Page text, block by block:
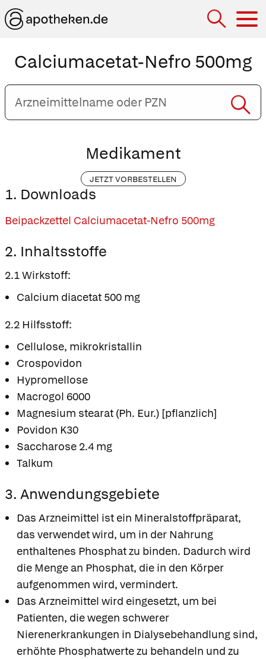
Calciumacetat-Nefro 500mg
Arzneimittelname
oder
PZN
Medikament
JETZT VORBESTELLEN
1. Downloads
Beipackzettel Calciumacetat-Nefro 500mg
2. Inhaltsstoffe
2.1 Wirkstoff:
Calcium diacetat 500 mg
2.2 Hilfsstoff:
Cellulose, mikrokristallin
Crospovidon
Hypromellose
Macrogol 6000
Magnesium stearat (Ph. Eur.) [pflanzlich]
Povidon K30
Saccharose 2.4 mg
Talkum
3. Anwendungsgebiete
Das Arzneimittel ist ein Mineralstoffpräparat,
das verwendet wird, um in der Nahrung
enthaltenes Phosphat zu binden. Dadurch wird
die Menge an Phosphat, die in den Körper
aufgenommen wird, vermindert.
Das Arzneimittel wird eingesetzt, um bei
Patienten, die wegen schwerer
Nierenerkrankungen in Dialysebehandlung sind,
erhöhte Phosphatwerte zu behandeln und zu